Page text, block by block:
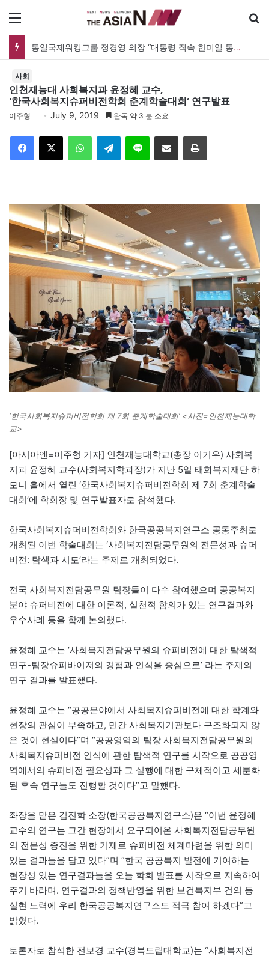
통일국제워킹그룹 정경영 의장 “대통령 직속 한미일 통일TF 설치해 통일한국 마스터플랜을”
사회
인천재능대 사회복지과 윤정혜 교수,
‘한국사회복지슈퍼비전학회 춘계학술대회’ 연구발표
이주형 July 9, 2019 완독 약 3 분 소요
Telegram 이메일
‘한국사회복지슈퍼비전학회 제 7회 춘계학술대회’ <사진=인천재능대학
교>
[아시아엔=이주형 기자] 인천재능대학교(총장 이기우) 사회복
지과 윤정혜 교수(사회복지학과장)가 지난 5일 태화복지재단 하
모니 홀에서 열린 ‘한국사회복지슈퍼비전학회 제 7회 춘계학술
대회’에 학회장 및 연구발표자로 참석했다.
한국사회복지슈퍼비전학회와 한국공공복지연구소 공동주최로
개최된 이번 학술대회는 ‘사회복지전담공무원의 전문성과 슈퍼
비전: 탐색과 시도’라는 주제로 개최되었다.
전국 사회복지전담공무원 팀장들이 다수 참여했으며 공공복지
분야 슈퍼비전에 대한 이론적, 실천적 함의가 있는 연구결과와
우수사례 등을 함께 논의했다.
윤정혜 교수는 ‘사회복지전담공무원의 슈퍼비전에 대한 탐색적
연구-팀장슈퍼바이저의 경험과 인식을 중심으로’ 라는 주제의
연구 결과를 발표했다.
윤정혜 교수는 “공공분야에서 사회복지슈퍼비전에 대한 학계와
현장의 관심이 부족하고, 민간 사회복지기관보다 구조화되지 않
은 것이 현실이다”며 “공공영역의 팀장 사회복지전담공무원의
사회복지슈퍼비전 인식에 관한 탐색적 연구를 시작으로 공공영
역에서의 슈퍼비전 필요성과 그 실행에 대한 구체적이고 세분화
된 후속 연구들도 진행할 것이다”고 말했다.
좌장을 맡은 김진학 소장(한국공공복지연구소)은 “이번 윤정혜
교수의 연구는 그간 현장에서 요구되어온 사회복지전담공무원
의 전문성 증진을 위한 기제로 슈퍼비전 체계마련을 위한 의미
있는 결과들을 담고 있다”며 “한국 공공복지 발전에 기여하는
현장성 있는 연구결과들을 오늘 학회 발표를 시작으로 지속하여
주기 바라며. 연구결과의 정책반영을 위한 보건복지부 건의 등
실현 노력에 우리 한국공공복지연구소도 적극 참여 하겠다”고
밝혔다.
토론자로 참석한 전보경 교수(경북도립대학교)는 “사회복지전